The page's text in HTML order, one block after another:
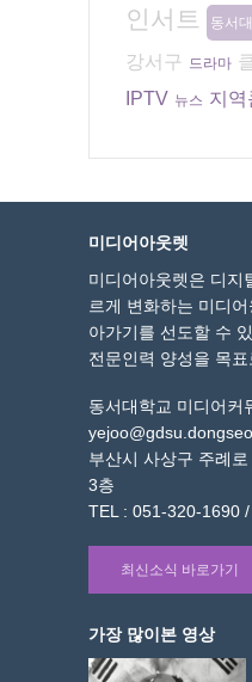
인서트 동서
강서구 드라마
IPTV 뉴스 지역
미디어아웃렛
미디어아웃렛은 디지
르게 변화하는 미디
아가기를 선도할 수
전문인력 양성을 목
동서대학교 미디어커
부산시 사상구 주례
3층
TEL : 051-320-1690
최신소식 바로가기
가장 많이본 영상